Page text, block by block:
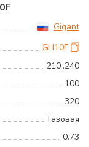
Gigant
GH10F
210..240
100
320
Газовая
0.73